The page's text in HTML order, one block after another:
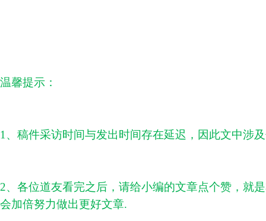
温馨提示：
1、稿件采访时间与发出时间存在延迟，因此文中涉
2、各位道友看完之后，请给小编的文章点个赞，就
会加倍努力做出更好文章.